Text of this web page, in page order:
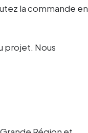
la commande en
projet. Nous